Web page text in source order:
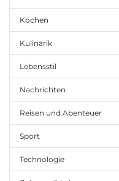
Kochen
Kulinarik
Lebensstil
Nachrichten
Reisen und Abenteuer
Sport
Technologie